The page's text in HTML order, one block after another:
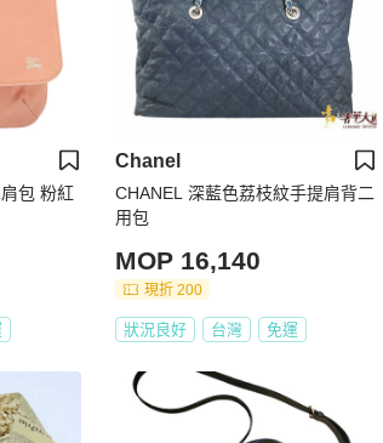
包 粉紅
Chanel
CHANEL 深藍色荔枝紋手提肩背二
用包
MOP 16,140
現折 200
狀況良好 台灣 免運